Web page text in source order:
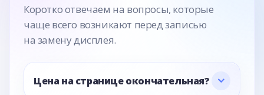
Коротко отвечаем на вопросы, которые
чаще всего возникают перед записью
на замену дисплея.
Цена на странице окончательная?